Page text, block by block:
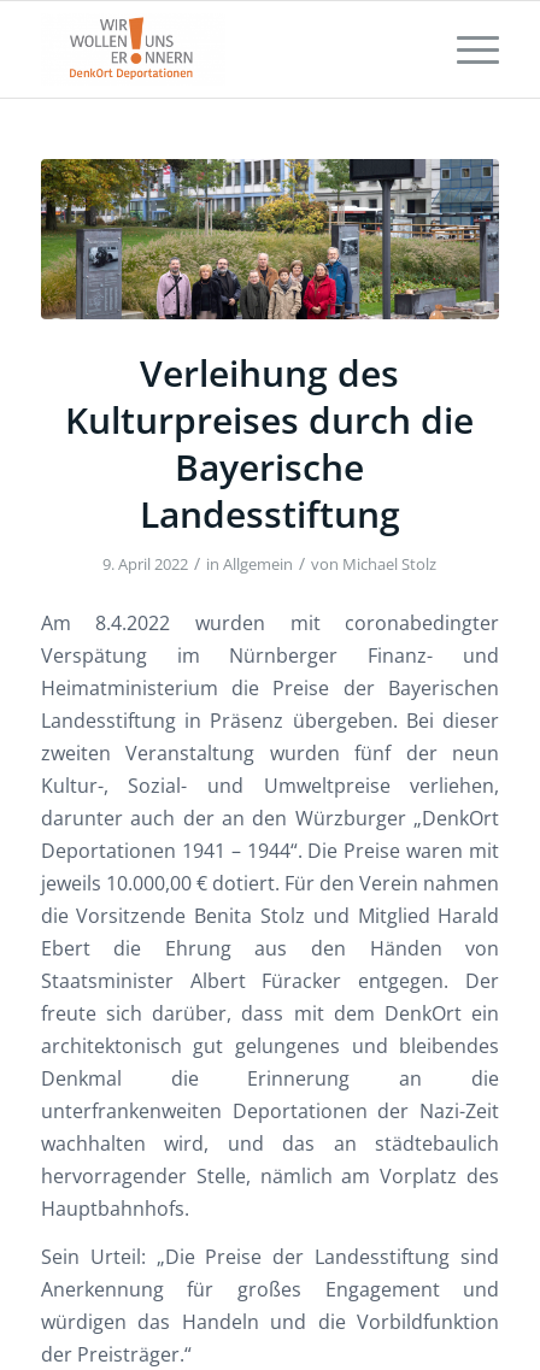
Verleihung des
Kulturpreises durch die
Bayerische
Landesstiftung
9. April 2022 / inAllgemein / von Michael Stolz
Am 8.4.2022 wurden mit coronabedingter
Verspätung im Nürnberger Finanz- und
Heimatministerium die Preise der Bayerischen
Landesstiftung in Präsenz übergeben. Bei dieser
zweiten Veranstaltung wurden fünf der neun
Kultur-, Sozial- und Umweltpreise verliehen,
darunter auch der an den Würzburger „DenkOrt
Deportationen 1941 – 1944“. Die Preise waren mit
jeweils 10.000,00 € dotiert. Für den Verein nahmen
die Vorsitzende Benita Stolz und Mitglied Harald
Ebert die Ehrung aus den Händen von
Staatsminister Albert Füracker entgegen. Der
freute sich darüber, dass mit dem DenkOrt ein
architektonisch gut gelungenes und bleibendes
Denkmal die Erinnerung an die
unterfrankenweiten Deportationen der Nazi-Zeit
wachhalten wird, und das an städtebaulich
hervorragender Stelle, nämlich am Vorplatz des
Hauptbahnhofs.
Sein Urteil: „Die Preise der Landesstiftung sind
Anerkennung für großes Engagement und
würdigen das Handeln und die Vorbildfunktion
der Preisträger.“